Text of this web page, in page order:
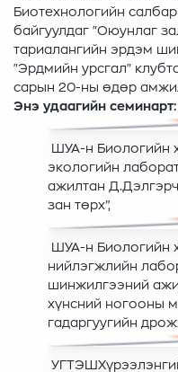
Биотехнологийн
байгуулдаг "Оюунлаг
тариалангийн эрдэм
"Эрдмийн урсгал"
сарын 20-ны өдөр
Энэ удаагийн семинарт:
ШУА-н Биологийн
экологийн
ажилтан
зан төрх”,
ШУА-н Биологийн
нийлэгжлийн
шинжилгээний
хүнсний ногооны
гадаргуугийн